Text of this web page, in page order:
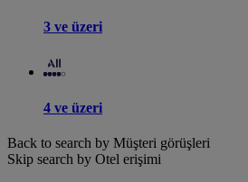
3 ve üzeri
4 ve üzeri
Back to search by Müşteri görüşleri
Skip search by Otel erişimi